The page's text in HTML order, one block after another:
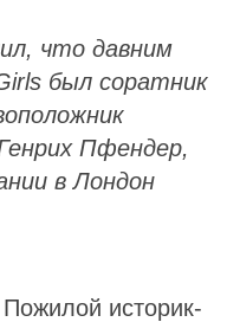
что давним
был соратник
Пфендер,
в Лондон
Пожилой историк-